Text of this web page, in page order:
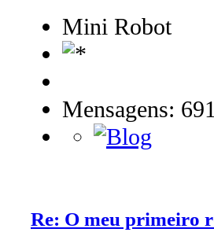
Mini Robot
Mensagens:
Re: O meu primeiro